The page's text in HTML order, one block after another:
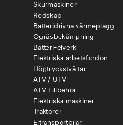
Skurmaskiner
Redskap
Batteridrivna värmeplagg
Ogräsbekämpning
Batteri-elverk
Elektriska arbetsfordon
Högtryckstvättar
ATV / UTV
ATV Tillbehör
Elektriska maskiner
Traktorer
Eltransportbilar